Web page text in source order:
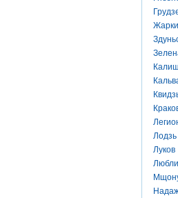
Жарки
Калиш
Лодзь
Луков